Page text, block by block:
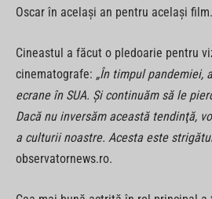
Oscar în acelaşi an pentru acelaşi film.
Cineastul a făcut o pledoarie pentru
cinematografe: „În timpul pandemiei,
ecrane în SUA. Şi continuăm să le
Dacă nu inversăm această tendinţă,
a culturii noastre. Acesta este
observatornews.ro.